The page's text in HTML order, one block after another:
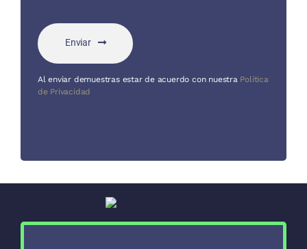
Enviar
Al enviar demuestras estar de acuerdo con nuestra Política
de Privacidad